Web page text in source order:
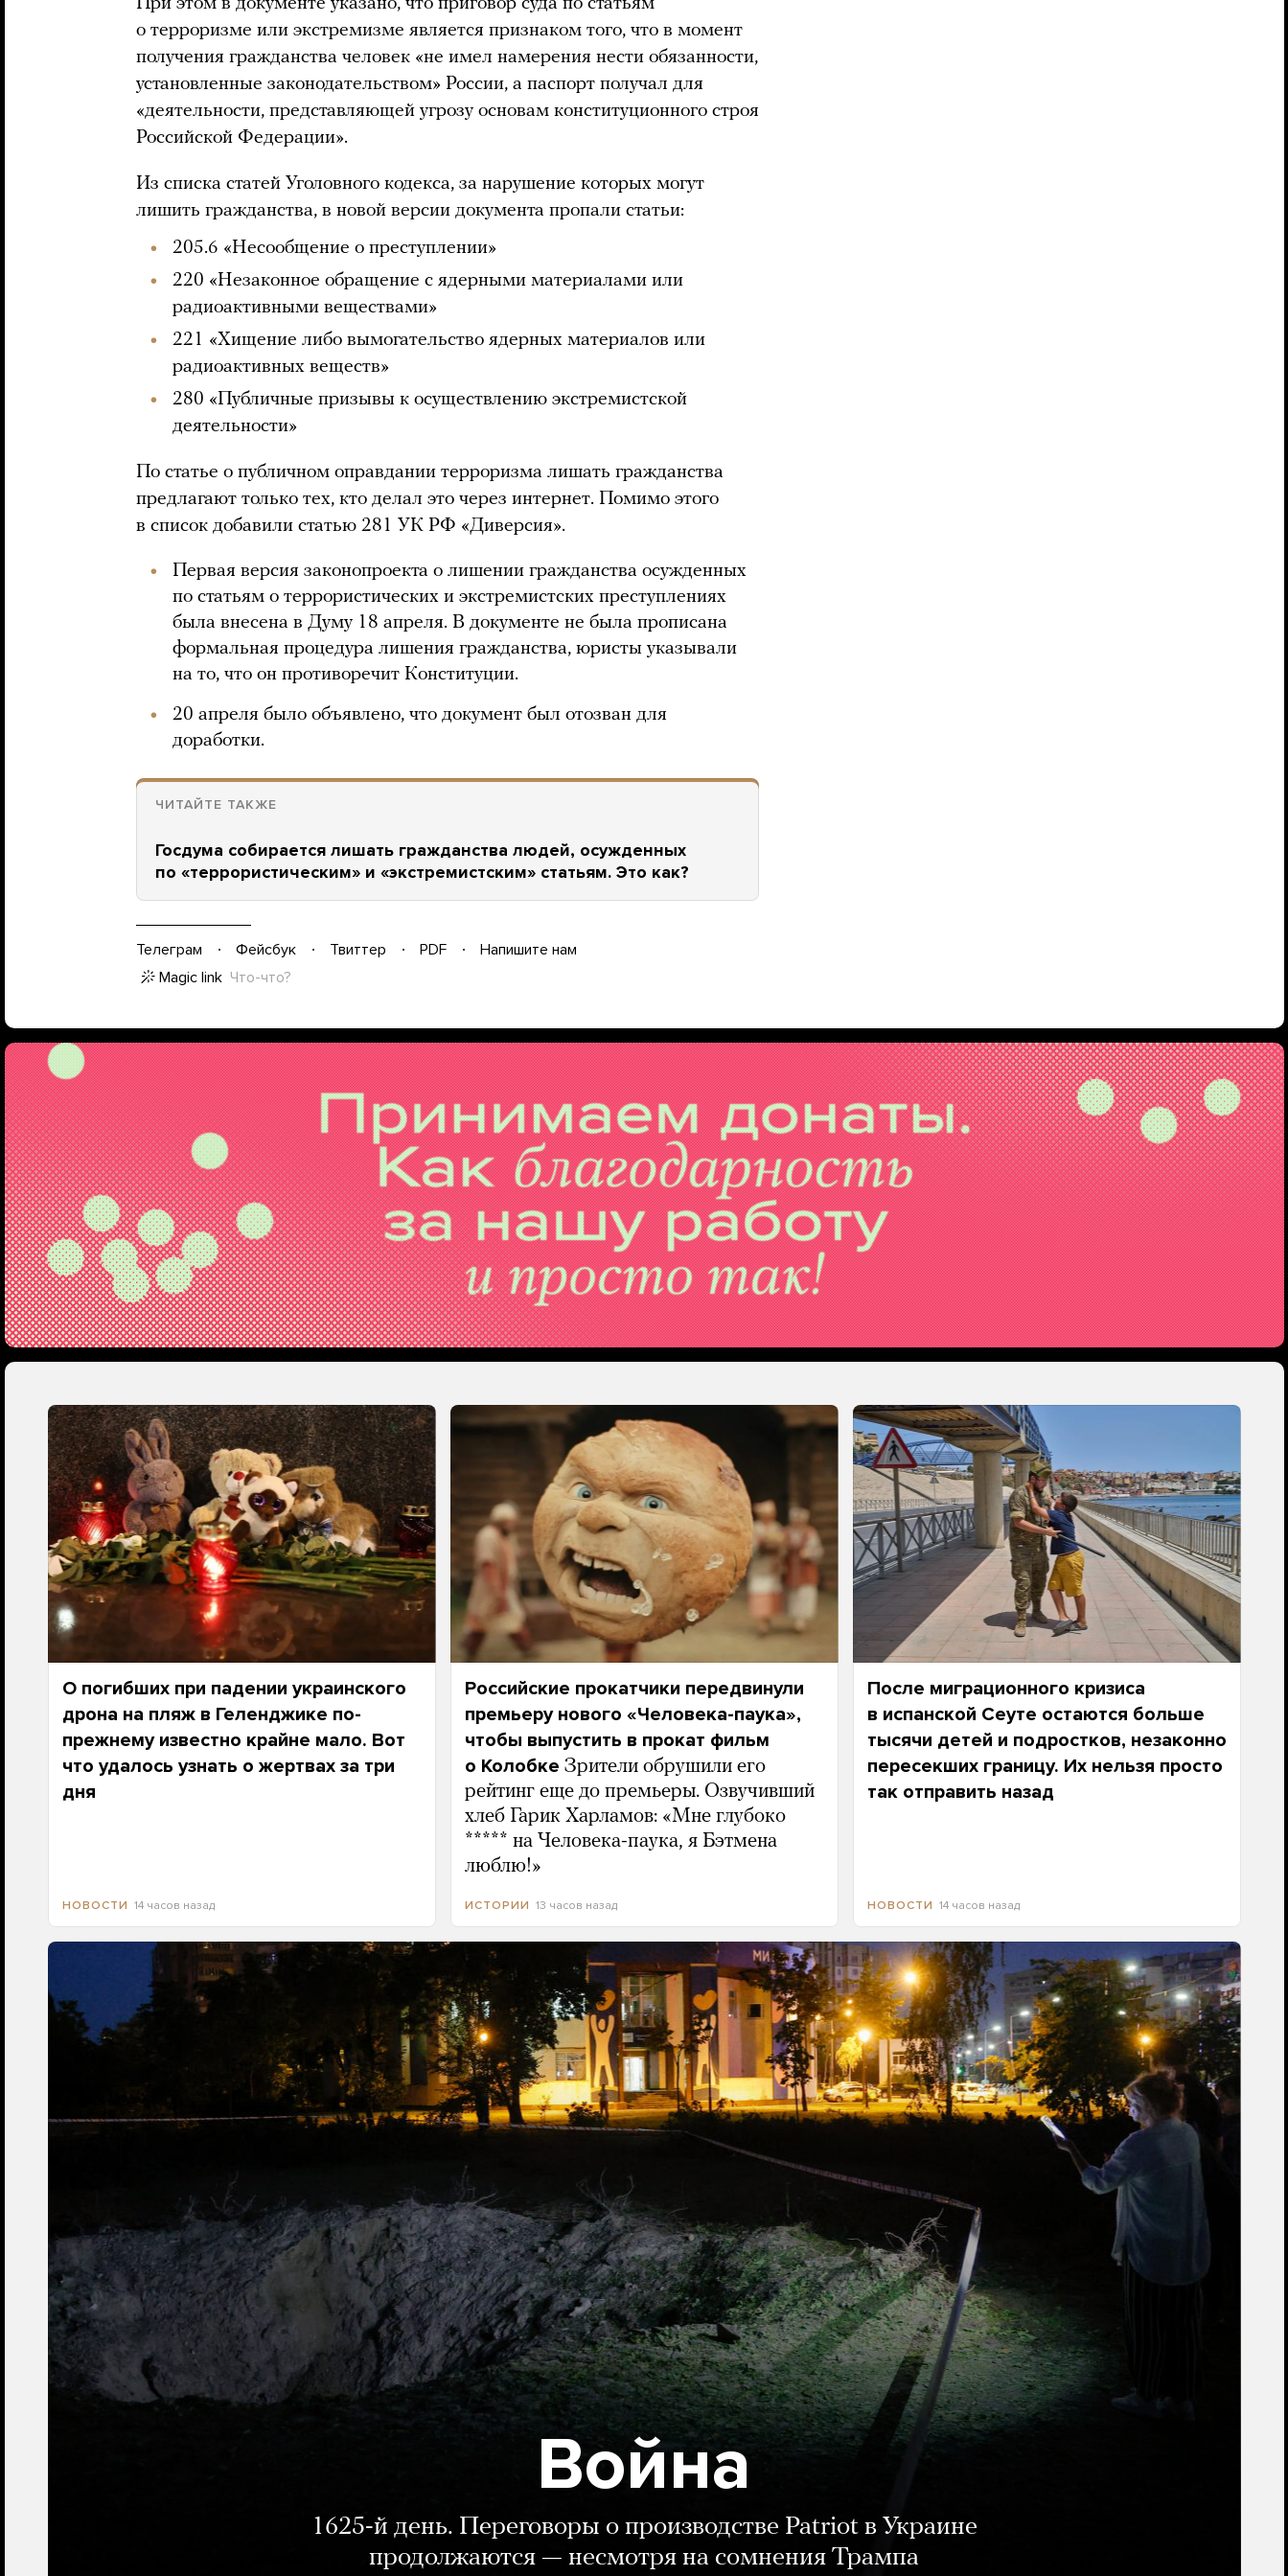
При этом в документе указано, что приговор суда по статьям
о терроризме или экстремизме является признаком того, что в момент
получения гражданства человек «не имел намерения нести обязанности,
установленные законодательством» России, а паспорт получал для
«деятельности, представляющей угрозу основам конституционного строя
Российской Федерации».
Из списка статей Уголовного кодекса, за нарушение которых могут
лишить гражданства, в новой версии документа пропали статьи:
205.6 «Несообщение о преступлении»
220 «Незаконное обращение с ядерными материалами или
радиоактивными веществами»
221 «Хищение либо вымогательство ядерных материалов или
радиоактивных веществ»
280 «Публичные призывы к осуществлению экстремистской
деятельности»
По статье о публичном оправдании терроризма лишать гражданства
предлагают только тех, кто делал это через интернет. Помимо этого
в список добавили статью 281 УК РФ «Диверсия».
Первая версия законопроекта о лишении гражданства осужденных
по статьям о террористических и экстремистских преступлениях
была внесена в Думу 18 апреля. В документе не была прописана
формальная процедура лишения гражданства, юристы указывали
на то, что он противоречит Конституции.
20 апреля было объявлено, что документ был отозван для
доработки.
ЧИТАЙТЕ ТАКЖЕ
Госдума собирается лишать гражданства людей, осужденных
по «террористическим» и «экстремистским» статьям. Это как?
Телеграм Фейсбук Твиттер PDF
Напишите нам
Magic link Что-что?
О погибших при падении украинского
дрона на пляж в Геленджике по-
прежнему известно крайне мало. Вот
что удалось узнать о жертвах за три
дня
НОВОСТИ 14 часов назад
Российские прокатчики передвинули
премьеру нового «Человека-паука»,
чтобы выпустить в прокат фильм
о Колобке Зрители обрушили его
рейтинг еще до премьеры. Озвучивший
хлеб Гарик Харламов: «Мне глубоко
***** на Человека-паука, я Бэтмена
люблю!»
ИСТОРИИ 13 часов назад
После миграционного кризиса
в испанской Сеуте остаются больше
тысячи детей и подростков, незаконно
пересекших границу. Их нельзя просто
так отправить назад
НОВОСТИ 14 часов назад
Война
1625-й день. Переговоры о производстве Patriot в Украине
продолжаются — несмотря на сомнения Трампа